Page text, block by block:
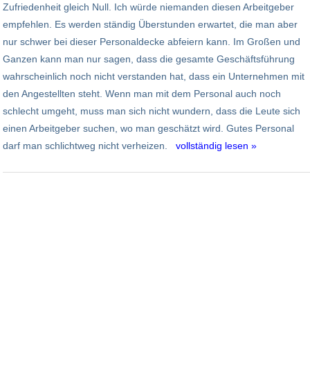
Zufriedenheit gleich Null. Ich würde niemanden diesen Arbeitgeber
empfehlen. Es werden ständig Überstunden erwartet, die man aber
nur schwer bei dieser Personaldecke abfeiern kann. Im Großen und
Ganzen kann man nur sagen, dass die gesamte Geschäftsführung
wahrscheinlich noch nicht verstanden hat, dass ein Unternehmen mit
den Angestellten steht. Wenn man mit dem Personal auch noch
schlecht umgeht, muss man sich nicht wundern, dass die Leute sich
einen Arbeitgeber suchen, wo man geschätzt wird. Gutes Personal
darf man schlichtweg nicht verheizen. vollständig lesen »